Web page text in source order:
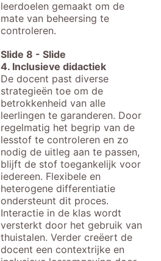
leerdoelen gemaakt om de
mate van beheersing te
controleren.
Slide 8 - Slide
4. Inclusieve didactiek
De docent past diverse
strategieën toe om de
betrokkenheid van alle
leerlingen te garanderen. Door
regelmatig het begrip van de
lesstof te controleren en zo
nodig de uitleg aan te passen,
blijft de stof toegankelijk voor
iedereen. Flexibele en
heterogene differentiatie
ondersteunt dit proces.
Interactie in de klas wordt
versterkt door het gebruik van
thuistalen. Verder creëert de
docent een contextrijke en